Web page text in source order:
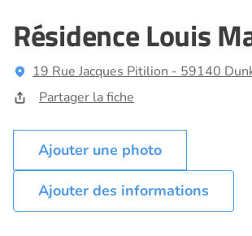
Résidence Louis
19 Rue Jacques Pitilion - 59140
Partager la fiche
Ajouter des informations